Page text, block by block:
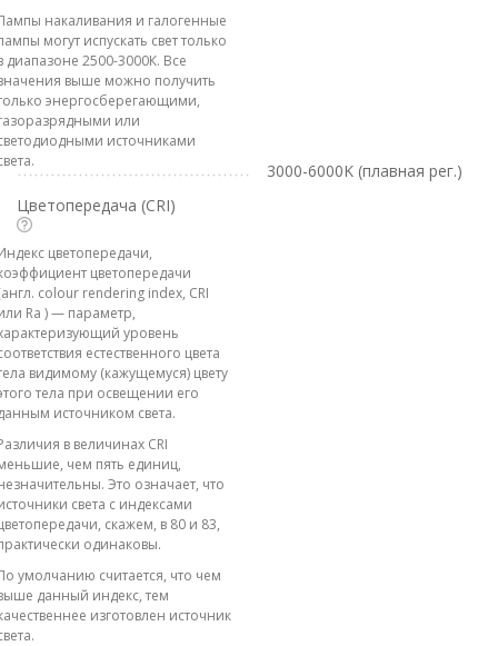
накаливания и галогенные
могут испускать свет только
диапазоне 2500-3000К. Все
выше можно получить
энергосберегающими,
или
источниками
3000-6000K (плавная рег.)
Цветопередача (CRI)
цветопередачи,
цветопередачи
colour rendering index, CRI
Ra ) — параметр,
уровень
естественного цвета
видимому (кажущемуся) цвету
тела при освещении его
источником света.
в величинах CRI
чем пять единиц,
Это означает, что
света с индексами
скажем, в 80 и 83,
одинаковы.
умолчанию считается, что чем
данный индекс, тем
изготовлен источник